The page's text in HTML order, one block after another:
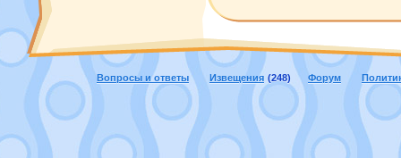
Вопросы и ответы Извещения (248) Форум